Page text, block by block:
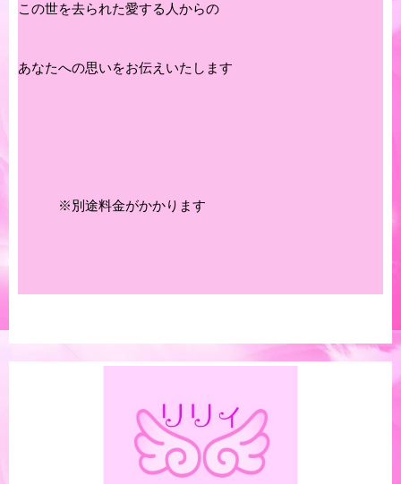
この世を去られた愛する人からの
あなたへの思いをお伝えいたします
※別途料金がかかります